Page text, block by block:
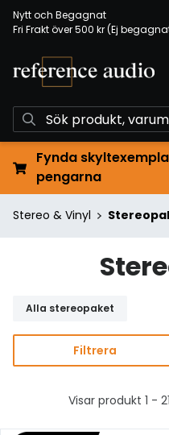
Nytt och Begagnat
Fri Frakt över 500 kr (Ej
Fynda
pengarna
Stereo & Vinyl
Alla stereopaket
Filtrera
Visar produkt 1 -